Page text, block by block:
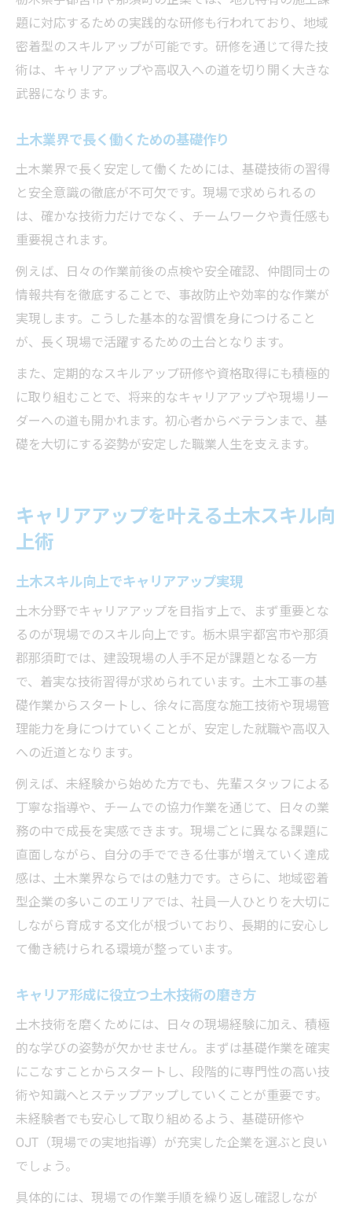
題に対応するための実践的な研修も行われており、地域
密着型のスキルアップが可能です。研修を通じて得た技
術は、キャリアアップや高収入への道を切り開く大きな
武器になります。
土木業界で長く働くための基礎作り
土木業界で長く安定して働くためには、基礎技術の習得
と安全意識の徹底が不可欠です。現場で求められるの
は、確かな技術力だけでなく、チームワークや責任感も
重要視されます。
例えば、日々の作業前後の点検や安全確認、仲間同士の
情報共有を徹底することで、事故防止や効率的な作業が
実現します。こうした基本的な習慣を身につけること
が、長く現場で活躍するための土台となります。
また、定期的なスキルアップ研修や資格取得にも積極的
に取り組むことで、将来的なキャリアアップや現場リー
ダーへの道も開かれます。初心者からベテランまで、基
礎を大切にする姿勢が安定した職業人生を支えます。
キャリアアップを叶える土木スキル向
上術
土木スキル向上でキャリアアップ実現
土木分野でキャリアアップを目指す上で、まず重要とな
るのが現場でのスキル向上です。栃木県宇都宮市や那須
郡那須町では、建設現場の人手不足が課題となる一方
で、着実な技術習得が求められています。土木工事の基
礎作業からスタートし、徐々に高度な施工技術や現場管
理能力を身につけていくことが、安定した就職や高収入
への近道となります。
例えば、未経験から始めた方でも、先輩スタッフによる
丁寧な指導や、チームでの協力作業を通じて、日々の業
務の中で成長を実感できます。現場ごとに異なる課題に
直面しながら、自分の手でできる仕事が増えていく達成
感は、土木業界ならではの魅力です。さらに、地域密着
型企業の多いこのエリアでは、社員一人ひとりを大切に
しながら育成する文化が根づいており、長期的に安心し
て働き続けられる環境が整っています。
キャリア形成に役立つ土木技術の磨き方
土木技術を磨くためには、日々の現場経験に加え、積極
的な学びの姿勢が欠かせません。まずは基礎作業を確実
にこなすことからスタートし、段階的に専門性の高い技
術や知識へとステップアップしていくことが重要です。
未経験者でも安心して取り組めるよう、基礎研修や
OJT（現場での実地指導）が充実した企業を選ぶと良い
でしょう。
具体的には、現場での作業手順を繰り返し確認しなが